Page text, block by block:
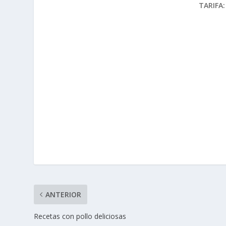
TARIFA:
ANTERIOR
Recetas con pollo deliciosas